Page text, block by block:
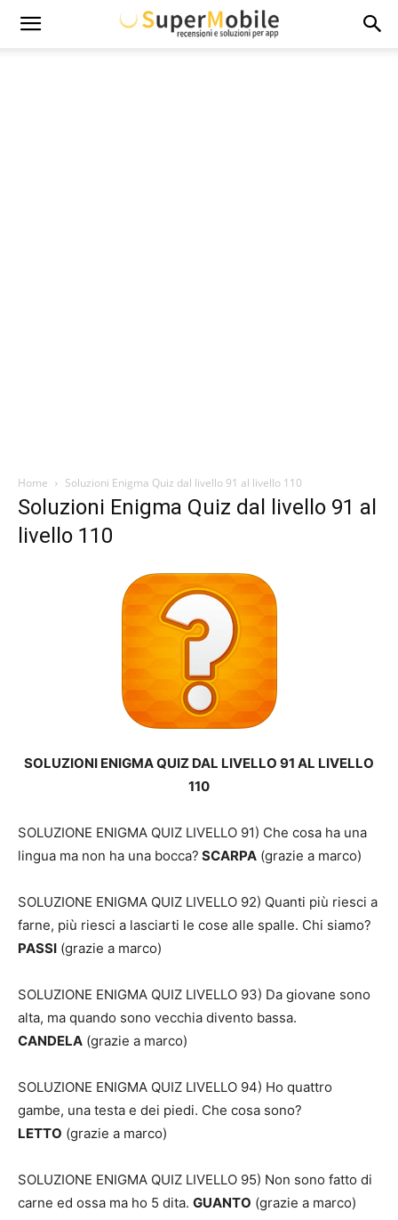
Super
Home Soluzioni Enigma Quiz dal livello 91 al livello 110
Soluzioni Enigma Quiz dal livello 91 al
livello 110
SOLUZIONI ENIGMA QUIZ DAL LIVELLO 91 AL LIVELLO
110
SOLUZIONE ENIGMA QUIZ LIVELLO 91) Che cosa ha una
lingua ma non ha una bocca? SCARPA (grazie a marco)
SOLUZIONE ENIGMA QUIZ LIVELLO 92) Quanti più riesci a
farne, più riesci a lasciarti le cose alle spalle. Chi siamo?
PASSI (grazie a marco)
SOLUZIONE ENIGMA QUIZ LIVELLO 93) Da giovane sono
alta, ma quando sono vecchia divento bassa.
CANDELA (grazie a marco)
SOLUZIONE ENIGMA QUIZ LIVELLO 94) Ho quattro
gambe, una testa e dei piedi. Che cosa sono?
LETTO (grazie a marco)
SOLUZIONE ENIGMA QUIZ LIVELLO 95) Non sono fatto di
carne ed ossa ma ho 5 dita. GUANTO (grazie a marco)